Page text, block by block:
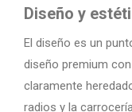
Diseño y
El diseño es un
diseño premium
claramente
radios y la